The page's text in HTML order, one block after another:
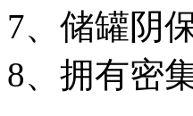
7、储罐阴
8、拥有密